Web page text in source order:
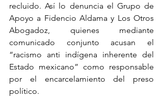
recluido. Así lo denuncia el Grupo de
Apoyo a Fidencio Aldama y Los Otros
Abogadoz, quienes mediante
comunicado conjunto acusan el
“racismo anti indígena inherente del
Estado mexicano” como responsable
por el encarcelamiento del preso
político.